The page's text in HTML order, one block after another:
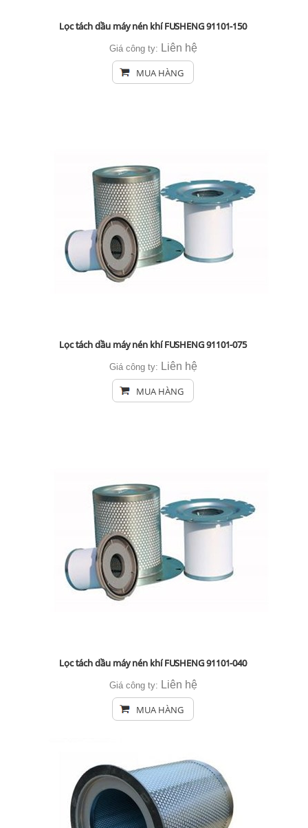
Lọc tách dầu máy nén khí FUSHENG 91101-150
Giá công ty: Liên hệ
MUA HÀNG
Lọc tách dầu máy nén khí FUSHENG 91101-075
Giá công ty: Liên hệ
MUA HÀNG
Lọc tách dầu máy nén khí FUSHENG 91101-040
Giá công ty: Liên hệ
MUA HÀNG